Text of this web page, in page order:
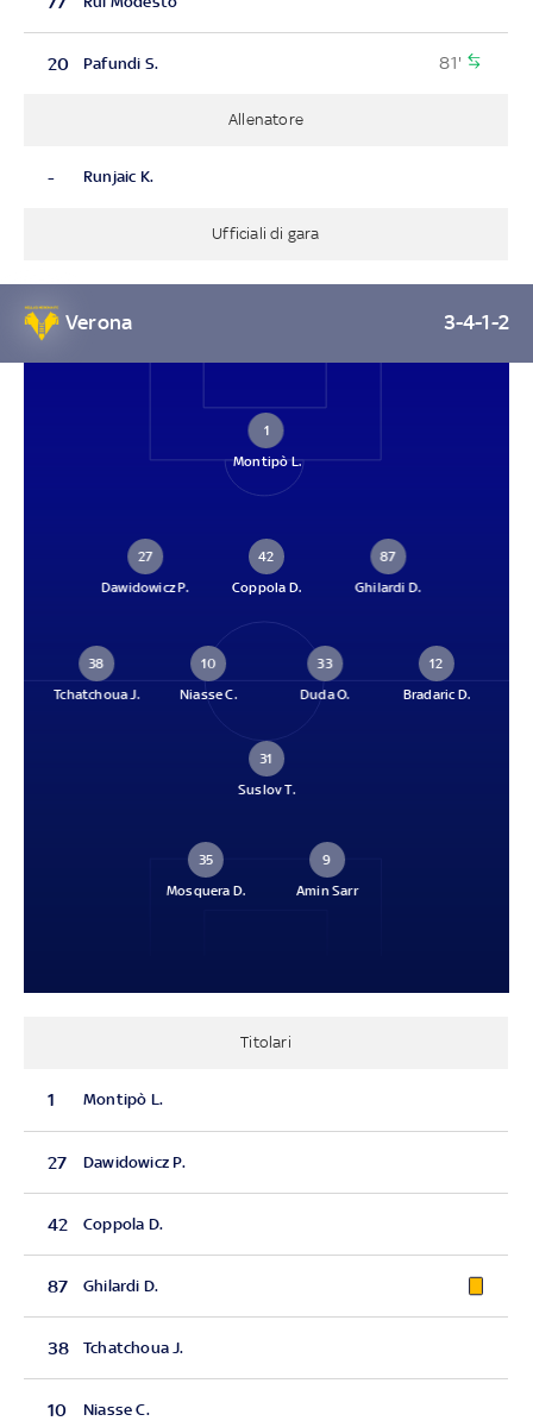
20 Pafundi S. 81'
Allenatore
- Runjaic K.
Ufficiali di gara
Verona 3-4-1-2
1
Montipò L.
27
Dawidowicz P.
42
Coppola D.
87
Ghilardi D.
38
Tchatchoua J.
10
Niasse C.
33
Duda O.
12
Bradaric D.
31
Suslov T.
35
Mosquera D.
9
Amin Sarr
Titolari
1 Montipò L.
27 Dawidowicz P.
42 Coppola D.
87 Ghilardi D.
38 Tchatchoua J.
10 Niasse C.